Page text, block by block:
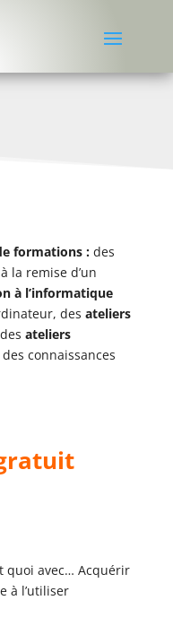
formations : des
la remise d’un
à l’informatique
des ateliers
ateliers
connaissances
quoi avec… Acquérir
à l’utiliser